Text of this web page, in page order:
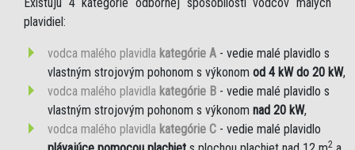
plavidiel:
vodca malého plavidla kategórie A - vedie malé plavidlo s
vlastným strojovým pohonom s výkonom od 4 kW do 20 kW,
vodca malého plavidla kategórie B - vedie malé plavidlo s
vlastným strojovým pohonom s výkonom nad 20 kW,
vodca malého plavidla kategórie C - vedie malé plavidlo
2